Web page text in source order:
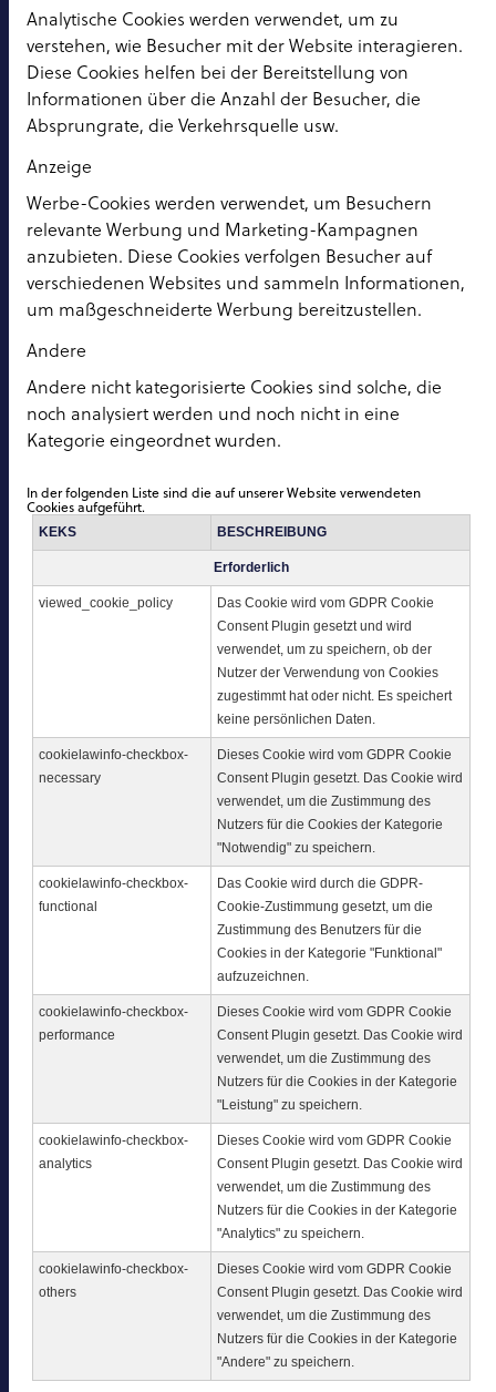
Analytische Cookies werden verwendet, um zu
verstehen, wie Besucher mit der Website interagieren.
Diese Cookies helfen bei der Bereitstellung von
Informationen über die Anzahl der Besucher, die
Absprungrate, die Verkehrsquelle usw.
Anzeige
Werbe-Cookies werden verwendet, um Besuchern
relevante Werbung und Marketing-Kampagnen
anzubieten. Diese Cookies verfolgen Besucher auf
verschiedenen Websites und sammeln Informationen,
um maßgeschneiderte Werbung bereitzustellen.
Andere
Andere nicht kategorisierte Cookies sind solche, die
noch analysiert werden und noch nicht in eine
Kategorie eingeordnet wurden.
In der folgenden Liste sind die auf unserer Website verwendeten
Cookies aufgeführt.
KEKS BESCHREIBUNG
Erforderlich
viewed_cookie_policy
Das Cookie wird vom GDPR Cookie
Consent Plugin gesetzt und wird
verwendet, um zu speichern, ob der
Nutzer der Verwendung von Cookies
zugestimmt hat oder nicht. Es speichert
keine persönlichen Daten.
cookielawinfo-checkbox-
necessary
Dieses Cookie wird vom GDPR Cookie
Consent Plugin gesetzt. Das Cookie wird
verwendet, um die Zustimmung des
Nutzers für die Cookies der Kategorie
"Notwendig" zu speichern.
cookielawinfo-checkbox-
functional
Das Cookie wird durch die GDPR-
Cookie-Zustimmung gesetzt, um die
Zustimmung des Benutzers für die
Cookies in der Kategorie "Funktional"
aufzuzeichnen.
cookielawinfo-checkbox-
performance
Dieses Cookie wird vom GDPR Cookie
Consent Plugin gesetzt. Das Cookie wird
verwendet, um die Zustimmung des
Nutzers für die Cookies in der Kategorie
"Leistung" zu speichern.
cookielawinfo-checkbox-
analytics
Dieses Cookie wird vom GDPR Cookie
Consent Plugin gesetzt. Das Cookie wird
verwendet, um die Zustimmung des
Nutzers für die Cookies in der Kategorie
"Analytics" zu speichern.
cookielawinfo-checkbox-
others
Dieses Cookie wird vom GDPR Cookie
Consent Plugin gesetzt. Das Cookie wird
verwendet, um die Zustimmung des
Nutzers für die Cookies in der Kategorie
"Andere" zu speichern.